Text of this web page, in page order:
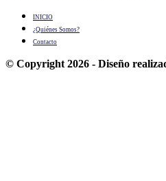
INICIO
¿Quiénes Somos?
Contacto
© Copyright 2026 - Diseño